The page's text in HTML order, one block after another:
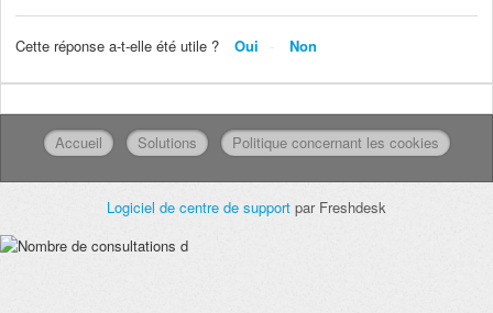
Cette réponse a-t-elle été utile ? Oui Non
Accueil Solutions Politique concernant les cookies
Logiciel de centre de support par Freshdesk